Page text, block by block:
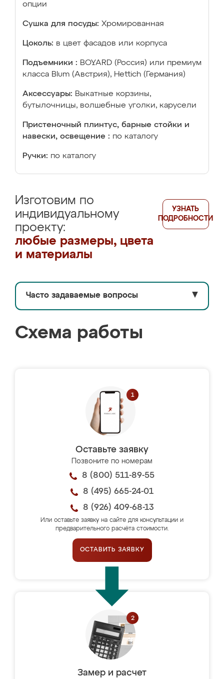
опции
Сушка для посуды: Хромированная
Цоколь: в цвет фасадов или корпуса
Подъемники : BOYARD (Россия) или премиум
класса Blum (Австрия), Hettich (Германия)
Аксессуары: Выкатные корзины,
бутылочницы, волшебные уголки, карусели
Пристеночный плинтус, барные стойки и
навески, освещение : по каталогу
Ручки: по каталогу
Изготовим по
индивидуальному
проекту:
любые размеры, цвета
и материалы
УЗНАТЬ
ПОДРОБНОСТИ
Часто задаваемые вопросы ▼
Схема работы
Оставьте заявку
Позвоните по номерам
8 (800) 511-89-55
8 (495) 665-24-01
8 (926) 409-68-13
Или оставьте заявку на сайте для консультации и
предварительного расчёта стоимости.
ОСТАВИТЬ ЗАЯВКУ
Замер и расчет